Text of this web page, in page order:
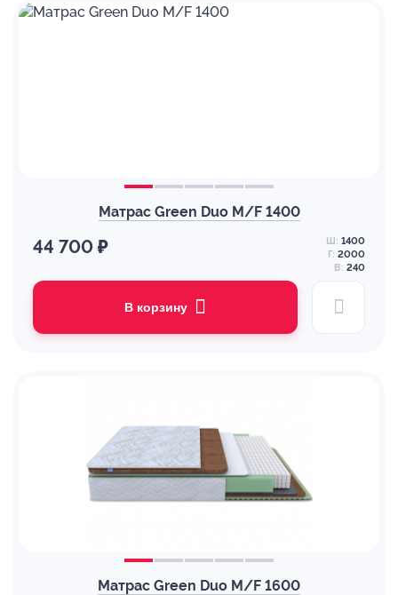
Матрас Green Duo M/F 1400
44 700 ₽ Ш: 1400
Г: 2000
В: 240
В корзину
Матрас Green Duo M/F 1600